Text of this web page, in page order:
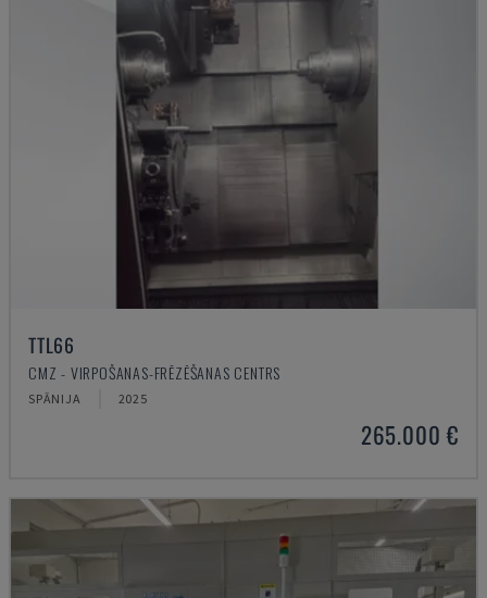
TTL66
CMZ - VIRPOŠANAS-FRĒZĒŠANAS CENTRS
SPĀNIJA 2025
265.000 €